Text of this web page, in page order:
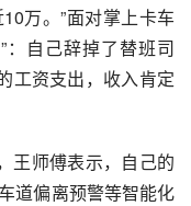
万。”面对掌上卡车
：自己辞掉了替班司
工资支出，收入肯定
王师傅表示，自己的
道偏离预警等智能化